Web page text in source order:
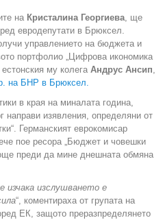
на Кристалина Георгиева , ще
евродепутати в Брюксел.
управлението на бюджета и
портфолио „Цифрова икономика
му колега Андрус Ансип
на БНР в Брюксел.
в края на миналата година,
направи изявления, определяни от
Германският еврокомисар
пое ресора „Бюджет и човешки
преди да мине днешната обмяна
изчака изслушването е
“, коментираха от групата на
ЕК, защото преразпределянето